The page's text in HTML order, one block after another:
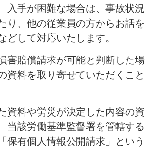
入手が困難な場合は、事故状況
り、他の従業員の方からお話を
どして対応いたします。
害賠償請求が可能と判断した場
資料を取り寄せていただくこと
資料や労災が決定した内容の資
当該労働基準監督署を管轄する
保有個人情報公開請求」という